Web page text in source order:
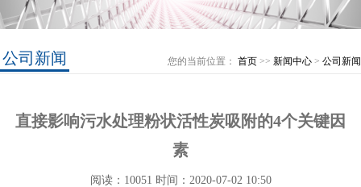
公司新闻 您的当前位置： 首页 >> 新闻中心 > 公司新闻
直接影响污水处理粉状活性炭吸附的4个关键因
素
阅读：10051 时间：2020-07-02 10:50